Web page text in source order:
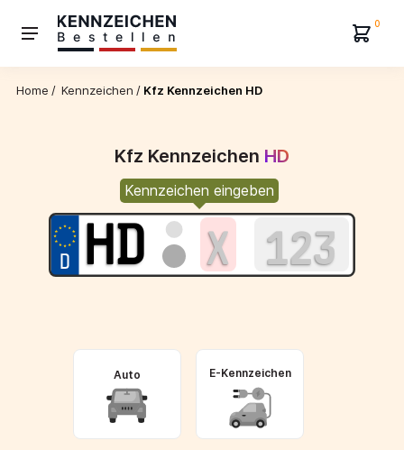
0
Home / Kennzeichen / Kfz Kennzeichen HD
Kfz Kennzeichen HD
Kennzeichen eingeben
Auto E-Kennzeichen